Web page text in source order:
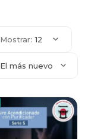
Mostrar: 12
El más nuevo